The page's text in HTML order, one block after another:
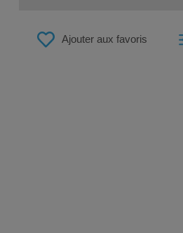
Ajouter aux favoris